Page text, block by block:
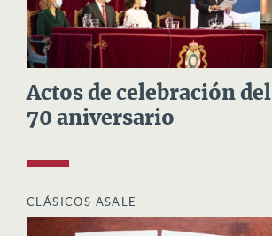
Actos de celebración del
70 aniversario
CLÁSICOS ASALE